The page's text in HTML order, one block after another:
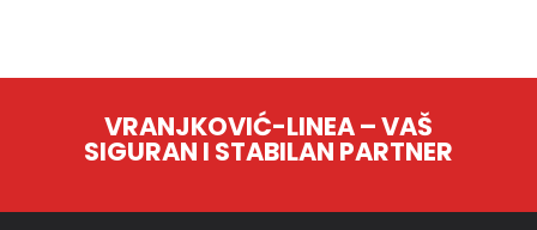
VRANJKOVIĆ-LINEA – VAŠ
SIGURAN I STABILAN PARTNER